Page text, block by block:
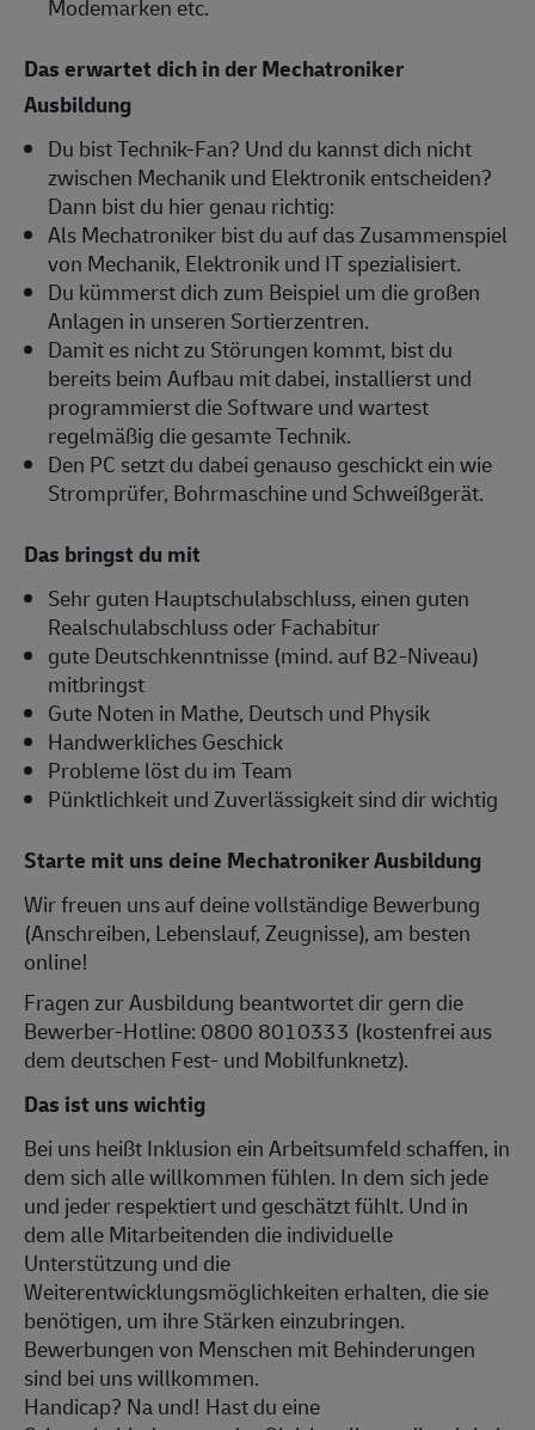
Modemarken etc.
Das erwartet dich in der Mechatroniker
Ausbildung
Du bist Technik-Fan? Und du kannst dich nicht
zwischen Mechanik und Elektronik entscheiden?
Dann bist du hier genau richtig:
Als Mechatroniker bist du auf das Zusammenspiel
von Mechanik, Elektronik und IT spezialisiert.
Du kümmerst dich zum Beispiel um die großen
Anlagen in unseren Sortierzentren.
Damit es nicht zu Störungen kommt, bist du
bereits beim Aufbau mit dabei, installierst und
programmierst die Software und wartest
regelmäßig die gesamte Technik.
Den PC setzt du dabei genauso geschickt ein wie
Stromprüfer, Bohrmaschine und Schweißgerät.
Das bringst du mit
Sehr guten Hauptschulabschluss, einen guten
Realschulabschluss oder Fachabitur
gute Deutschkenntnisse (mind. auf B2-Niveau)
mitbringst
Gute Noten in Mathe, Deutsch und Physik
Handwerkliches Geschick
Probleme löst du im Team
Pünktlichkeit und Zuverlässigkeit sind dir wichtig
Starte mit uns deine Mechatroniker Ausbildung
Wir freuen uns auf deine vollständige Bewerbung
(Anschreiben, Lebenslauf, Zeugnisse), am besten
online!
Fragen zur Ausbildung beantwortet dir gern die
Bewerber-Hotline: 0800 8010333 (kostenfrei aus
dem deutschen Fest- und Mobilfunknetz).
Das ist uns wichtig
Bei uns heißt Inklusion ein Arbeitsumfeld schaffen, in
dem sich alle willkommen fühlen. In dem sich jede
und jeder respektiert und geschätzt fühlt. Und in
dem alle Mitarbeitenden die individuelle
Unterstützung und die
Weiterentwicklungsmöglichkeiten erhalten, die sie
benötigen, um ihre Stärken einzubringen.
Bewerbungen von Menschen mit Behinderungen
sind bei uns willkommen.
Handicap? Na und! Hast du eine